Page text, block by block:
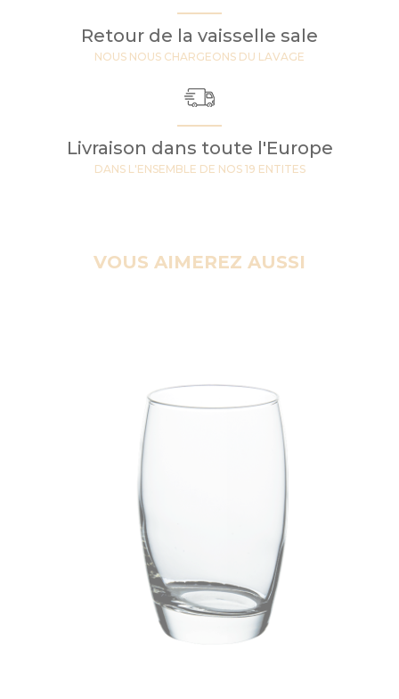
Retour de la vaisselle sale
NOUS NOUS CHARGEONS DU LAVAGE
Livraison dans toute l'Europe
DANS L'ENSEMBLE DE NOS 19 ENTITES
VOUS AIMEREZ AUSSI